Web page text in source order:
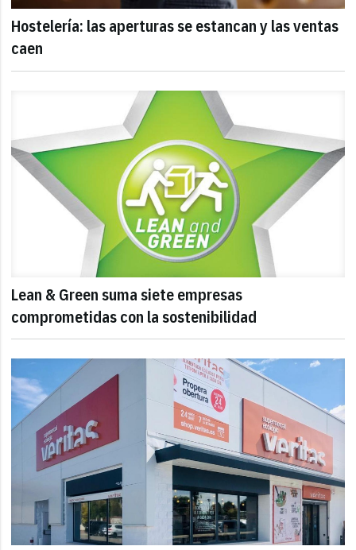
Hostelería: las aperturas se estancan y las ventas
caen
Lean & Green suma siete empresas
comprometidas con la sostenibilidad